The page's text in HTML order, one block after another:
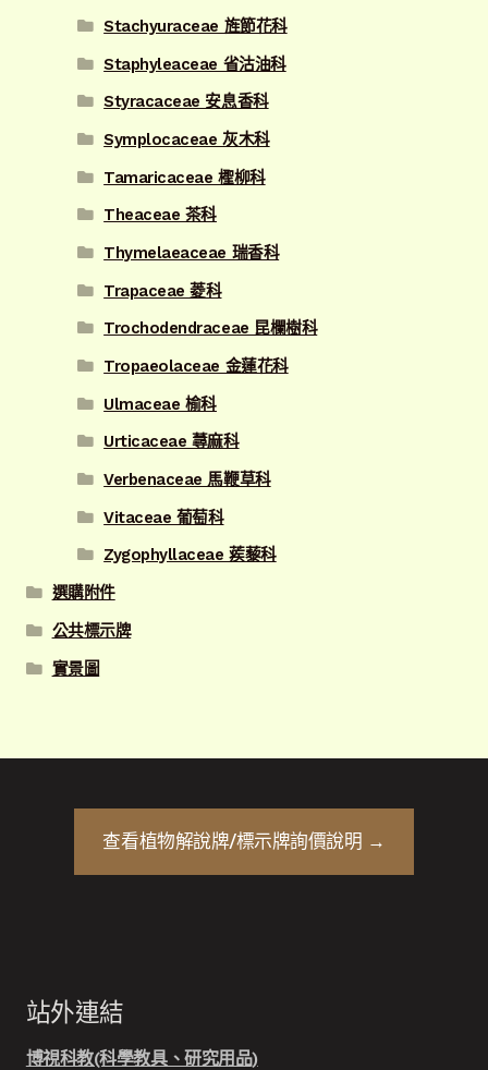
Stachyuraceae 旌節花科
Staphyleaceae 省沽油科
Styracaceae 安息香科
Symplocaceae 灰木科
Tamaricaceae 檉柳科
Theaceae 茶科
Thymelaeaceae 瑞香科
Trapaceae 菱科
Trochodendraceae 昆欄樹科
Tropaeolaceae 金蓮花科
Ulmaceae 榆科
Urticaceae 蕁麻科
Verbenaceae 馬鞭草科
Vitaceae 葡萄科
Zygophyllaceae 蒺藜科
選購附件
公共標示牌
實景圖
查看植物解說牌/標示牌詢價說明 →
站外連結
博視科教(科學教具、研究用品)